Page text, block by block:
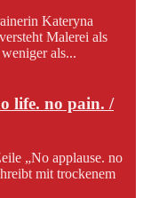
Kateryna
Malerei als
als...
life. no pain. /
„No applause. no
mit trockenem